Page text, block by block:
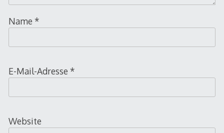
Name *
E-Mail-Adresse *
Website